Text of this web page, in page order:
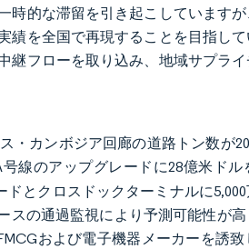
時的な滞留を引き起こしています
績を全国で再現することを目指し
継フローを取り込み、地域サプラ
カンボジア回廊の道路トン数が
線のアップグレードに28億米ド
とクロスドックターミナルに
スの通過監視により予測可能性が
および電子機器メーカーを誘